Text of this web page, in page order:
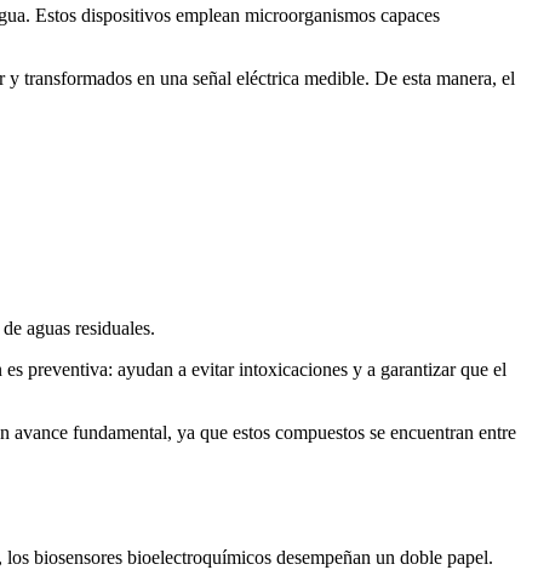
Estos dispositivos emplean microorganismos capaces
transformados en una señal eléctrica medible. De esta manera, el
aguas residuales.
preventiva: ayudan a evitar intoxicaciones y a garantizar que el
avance fundamental, ya que estos compuestos se encuentran entre
biosensores bioelectroquímicos desempeñan un doble papel.